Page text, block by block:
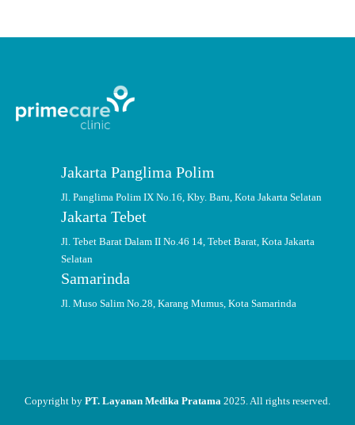
Jakarta Panglima Polim
Jl. Panglima Polim IX No.16, Kby. Baru, Kota Jakarta Selatan
Jakarta Tebet
Jl. Tebet Barat Dalam II No.46 14, Tebet Barat, Kota Jakarta
Selatan
Samarinda
Jl. Muso Salim No.28, Karang Mumus, Kota Samarinda
Copyright by PT. Layanan Medika Pratama 2025. All rights reserved.